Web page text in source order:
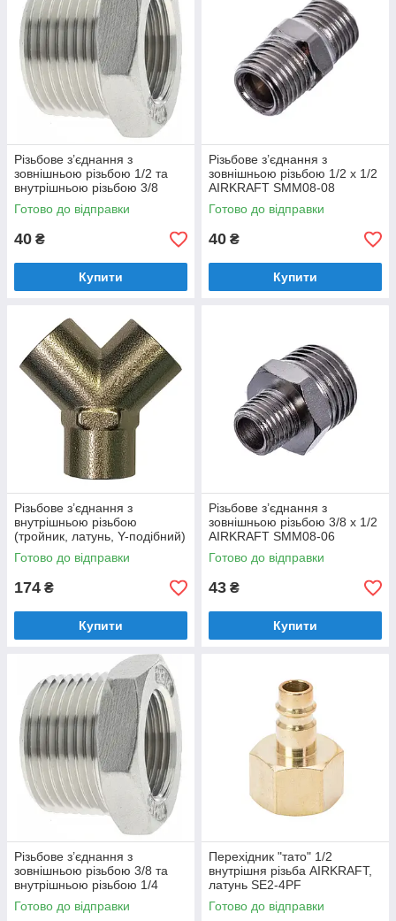
Різьбове з’єднання з
зовнішньою різьбою 1/2 та
внутрішньою різьбою 3/8
AIRKRAFT SMFB08-06
Готово до відправки
40 ₴
Купити
Різьбове з’єднання з
зовнішньою різьбою 1/2 x 1/2
AIRKRAFT SMM08-08
Готово до відправки
40 ₴
Купити
Різьбове з’єднання з
внутрішньою різьбою
(тройник, латунь, Y-подібний)
3/8 AIRKRAFT SP030-2
Готово до відправки
174 ₴
Купити
Різьбове з’єднання з
зовнішньою різьбою 3/8 x 1/2
AIRKRAFT SMM08-06
Готово до відправки
43 ₴
Купити
Різьбове з’єднання з
зовнішньою різьбою 3/8 та
внутрішньою різьбою 1/4
AIRKRAFT SMFB06-04
Готово до відправки
Перехідник "тато" 1/2
внутрішня різьба AIRKRAFT,
латунь SE2-4PF
Готово до відправки